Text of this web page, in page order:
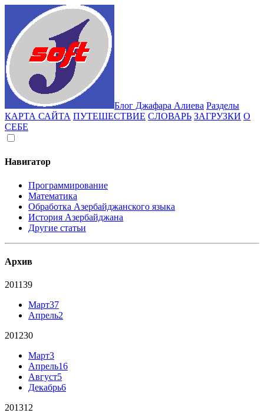
Блог Джафара Алиева Разделы
КАРТА САЙТА ПУТЕШЕСТВИЕ СЛОВАРЬ ЗАГРУЗКИ О
СЕБЕ
Навигатор
Программирование
Математика
Обработка Азербайджанского языка
История Азербайджана
Другие статьи
Архив
201139
Март37
Апрель2
201230
Март3
Апрель16
Август5
Декабрь6
201312